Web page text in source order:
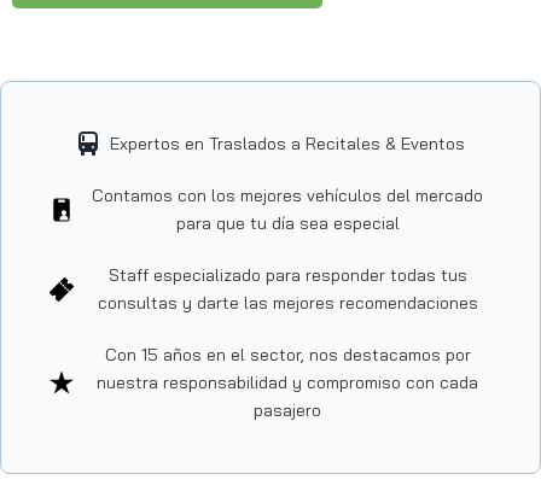
Expertos en Traslados a Recitales & Eventos
Contamos con los mejores vehículos del mercado
para que tu día sea especial
Staff especializado para responder todas tus
consultas y darte las mejores recomendaciones
Con 15 años en el sector, nos destacamos por
nuestra responsabilidad y compromiso con cada
pasajero